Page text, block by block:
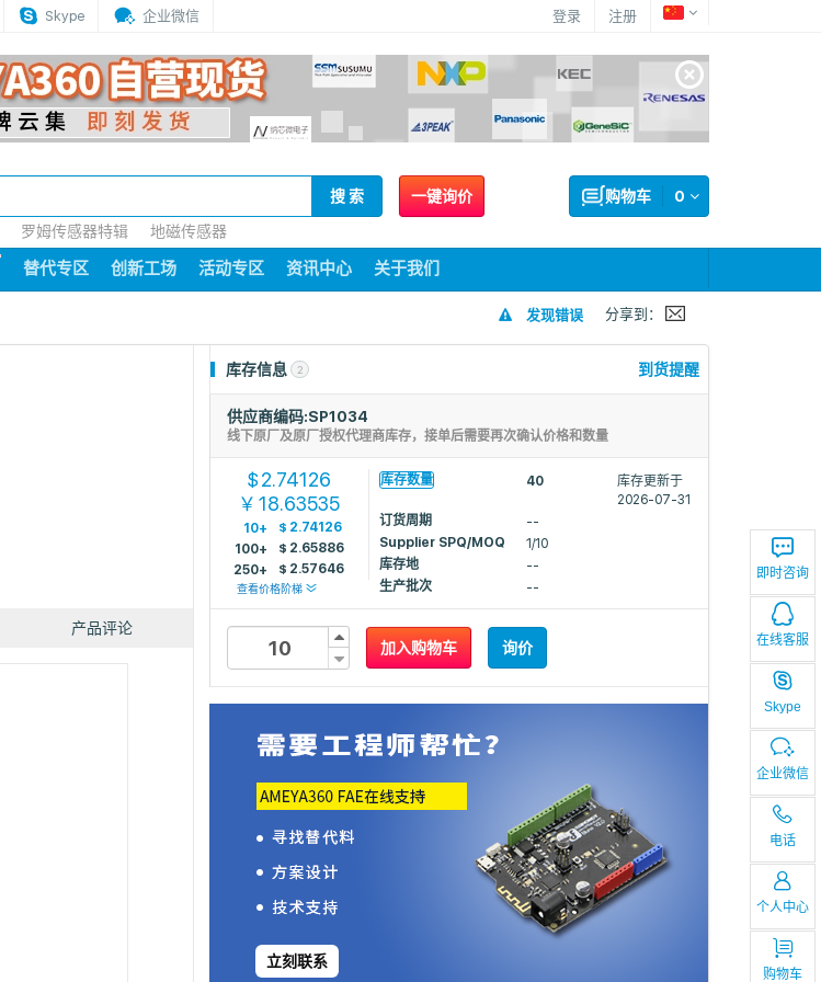
Skype 企业微信 登录 注册
即时咨询
在线客服
Skype
企业微信
电话
个人中心
购物车
一键询价 0
购物车
搜 索
罗姆传感器特辑 地磁传感器
替代专区 创新工场 活动专区 资讯中心 关于我们
发现错误 分享到：
产品评论
库存信息 2 到货提醒
供应商编码:SP1034
线下原厂及原厂授权代理商库存，接单后需要再次确认价格和数量
$2.74126
￥ 18.63535
查看价格阶梯
10+ $ 2.74126
100+
$ 2.65886
250+
$ 2.57646
库存数量 40
库存更新于
2026-07-31
订货周期
--
Supplier SPQ/MOQ
1/10
库存地
--
生产批次
--
加入购物车 询价
立刻联系